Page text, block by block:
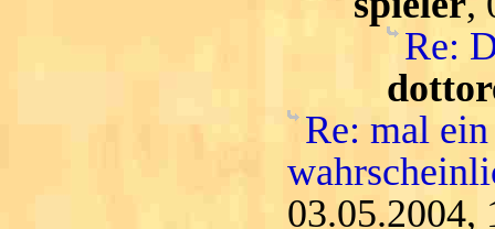
Re:
Re: mal
03.05.2004,